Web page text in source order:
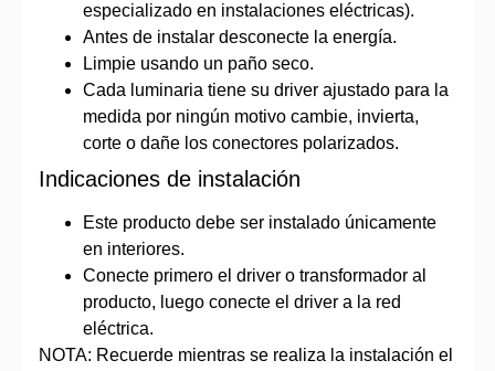
especializado en instalaciones eléctricas).
Antes de instalar desconecte la energía.
Limpie usando un paño seco.
Cada luminaria tiene su driver ajustado para la
medida por ningún motivo cambie, invierta,
corte o dañe los conectores polarizados.
Indicaciones de instalación
Este producto debe ser instalado únicamente
en interiores.
Conecte primero el driver o transformador al
producto, luego conecte el driver a la red
eléctrica.
NOTA: Recuerde mientras se realiza la instalación el